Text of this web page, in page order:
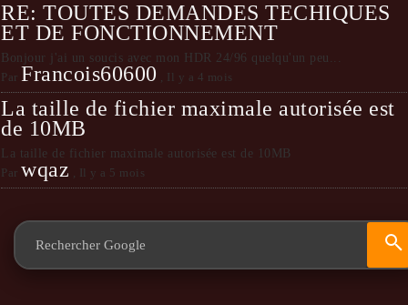
RE: TOUTES DEMANDES TECHIQUES
ET DE FONCTIONNEMENT
Bonjour j'ai un soucis avec mon HDR 24/96 quelqu'un peu...
Par Francois60600 , Il y a 4 mois
La taille de fichier maximale autorisée est
de 10MB
La taille de fichier maximale autorisée est de 10MB
Par wqaz , Il y a 5 mois